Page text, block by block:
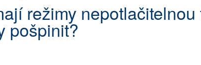
režimy nepotlačitelnou
pošpinit?